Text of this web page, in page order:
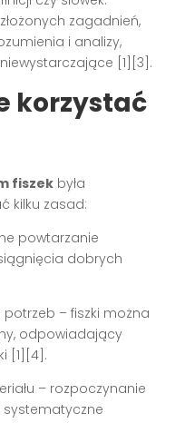
zagadnień,
i analizy,
[1][3].
korzystać
fiszek była
kilku zasad:
powtarzanie
dobrych
– fiszki można
odpowiadający
[1][4].
– rozpoczynanie
systematyczne